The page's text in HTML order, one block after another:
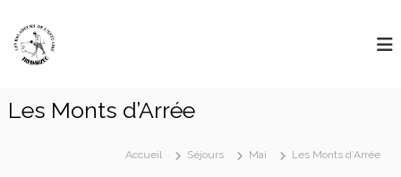
contenu
a
i
Les Monts d’Arrée
Accueil Séjours Mai Les Monts d’Arrée